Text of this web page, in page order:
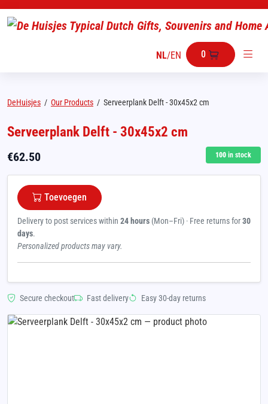
NL/EN 0
DeHuisjes / Our Products / Serveerplank Delft - 30x45x2 cm
Serveerplank Delft - 30x45x2 cm
€62.50 100 in stock
Toevoegen
Delivery to post services within 24 hours (Mon–Fri) · Free returns for30
days.
Personalized products may vary.
Secure checkout Fast delivery Easy 30-day returns